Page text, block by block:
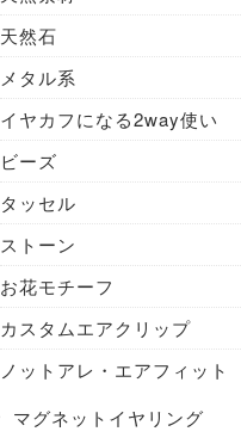
天然石
メタル系
イヤカフになる2way使い
ビーズ
タッセル
ストーン
お花モチーフ
カスタムエアクリップ
ノットアレ・エアフィット
マグネットイヤリング